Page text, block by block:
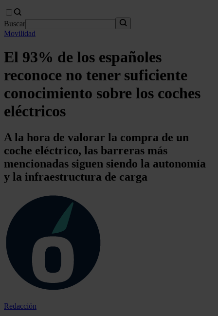
Buscar
Movilidad
El 93% de los españoles
reconoce no tener suficiente
conocimiento sobre los coches
eléctricos
A la hora de valorar la compra de un
coche eléctrico, las barreras más
mencionadas siguen siendo la autonomía
y la infraestructura de carga
Redacción